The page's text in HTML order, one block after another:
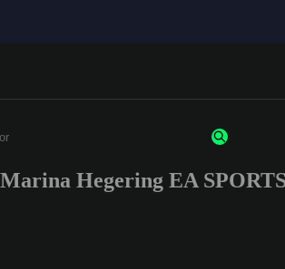
minimum of 3 characters or numbers
Hegering EA